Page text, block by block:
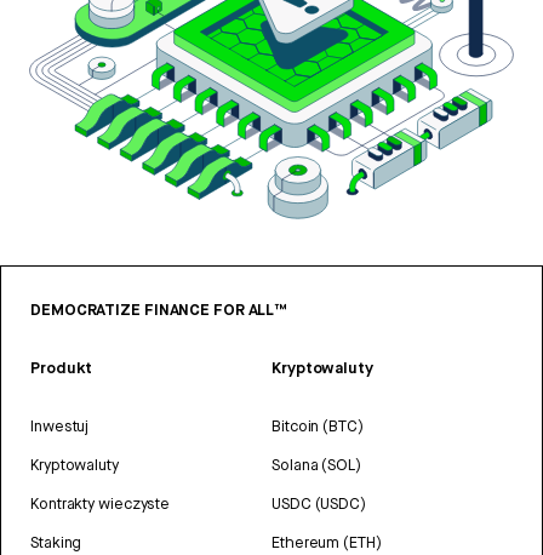
DEMOCRATIZE FINANCE FOR ALL™
Produkt
Inwestuj
Kryptowaluty
Kontrakty wieczyste
Staking
Kryptowaluty
Bitcoin (BTC)
Solana (SOL)
USDC (USDC)
Ethereum (ETH)